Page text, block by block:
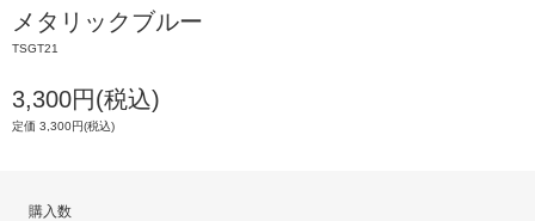
メタリックブルー
TSGT21
3,300円(税込)
定価 3,300円(税込)
購入数